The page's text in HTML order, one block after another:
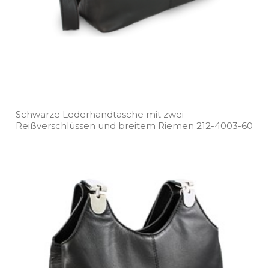
Schwarze Lederhandtasche mit zwei
Reißverschlüssen und breitem Riemen 212­-4003­-60